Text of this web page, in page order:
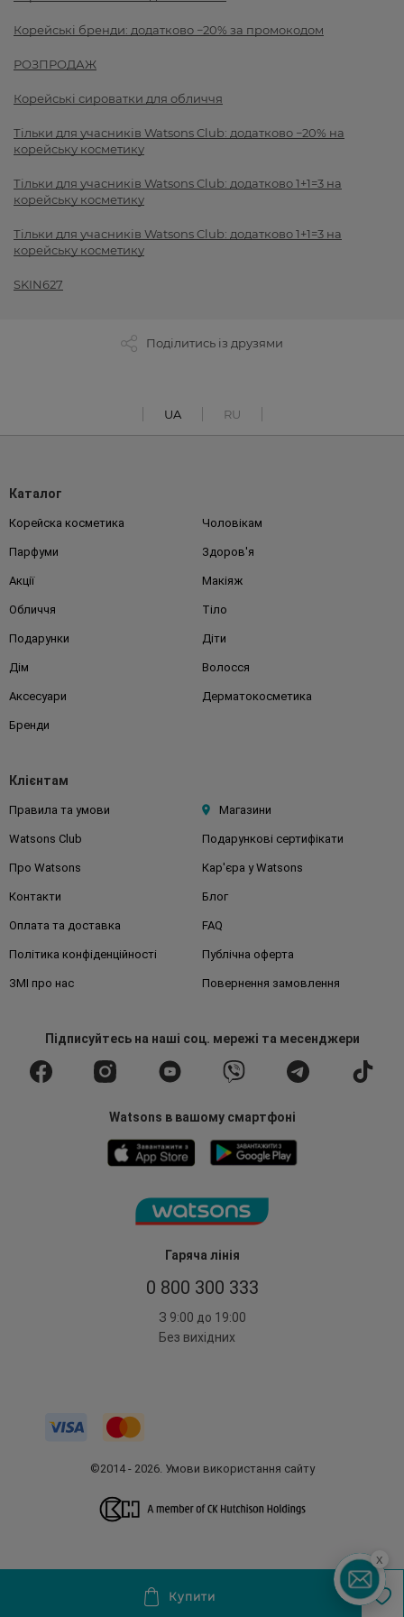
Корейські бренди: додатково −20% за промокодом
РОЗПРОДАЖ
Корейські сироватки для обличчя
Тільки для учасників Watsons Club: додатково −20% на
корейську косметику
Тільки для учасників Watsons Club: додатково 1+1=3 на
корейську косметику
Тільки для учасників Watsons Club: додатково 1+1=3 на
корейську косметику
SKIN627
Поділитись із друзями
UA RU
Гаряча лінія
0 800 300 333
З 9:00 до 19:00
Без вихідних
Каталог
Корейска косметика Чоловікам
Парфуми Здоров'я
Акції Макіяж
Обличчя Тіло
Подарунки Діти
Дім Волосся
Аксесуари Дерматокосметика
Бренди
Клієнтам
Правила та умови Магазини
Watsons Club Подарункові сертифікати
Про Watsons Кар'єра у Watsons
Контакти Блог
Оплата та доставка FAQ
Політика конфіденційності Публічна оферта
ЗМІ про нас Повернення замовлення
Підписуйтесьна наші соц. мережі та месенджери
Watsons в вашому смартфоні
©2014 - 2026. Умови використання сайту
x